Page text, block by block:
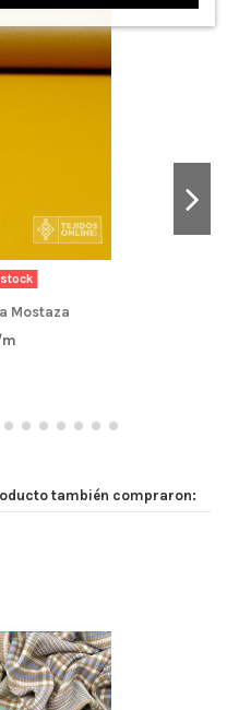
Mostaza
también compraron: